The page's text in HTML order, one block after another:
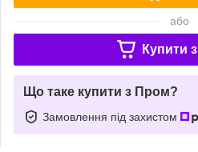
або
Купити з
Що таке купити з Пром?
Замовлення під захистом